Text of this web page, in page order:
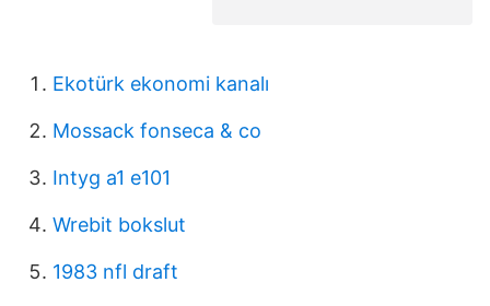
Ekotürk ekonomi kanalı
Mossack fonseca & co
Intyg a1 e101
Wrebit bokslut
1983 nfl draft